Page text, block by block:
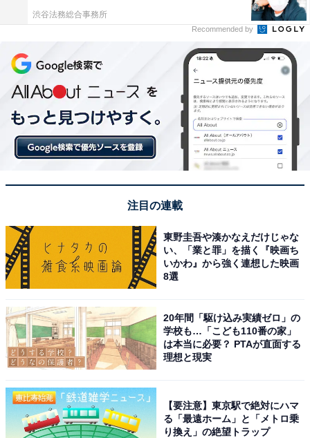
渋谷法務総合事務所
Recommended by
注目の連載
東野圭吾や湊かなえだけじゃな
い、「業と罪」を描く『映画ち
いかわ』から強く連想した映画
8選
20年間「駆け込み実績ゼロ」の
学校も…「こども110番の家」
は本当に必要？ PTAが直面する
理想と現実
【要注意】東京駅で絶対にハマ
る「最遠ホーム」と「メトロ乗
り換え」の絶望トラップ